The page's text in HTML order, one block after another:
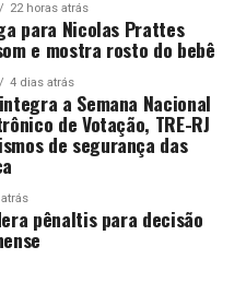
22 horas atrás
para Nicolas Prattes
e mostra rosto do bebê
4 dias atrás
a Semana Nacional
de Votação, TRE-RJ
de segurança das
pênaltis para decisão